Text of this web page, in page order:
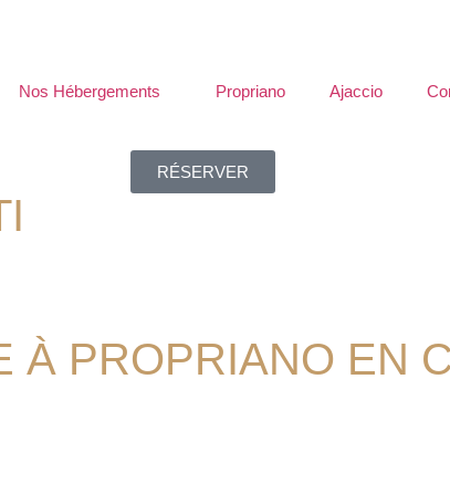
Nos Hébergements Propriano Ajaccio
RÉSERVER
À PROPRIANO EN